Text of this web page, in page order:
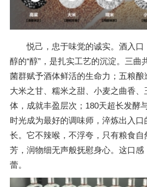
悦己，忠于味觉的诚实。酒入口
醇的“醇”，是扎实工艺的沉淀。三曲
菌群赋予酒体鲜活的生命力；五粮酿
大米之甘、糯米之甜、小麦之曲香、
体，成就丰盈层次；180天超长发酵
时光成为最好的调味师，淬炼出入口
长。它不辣喉，不浮夸，只有粮食自
芳，润物细无声般抚慰身心。这口感
蕾。